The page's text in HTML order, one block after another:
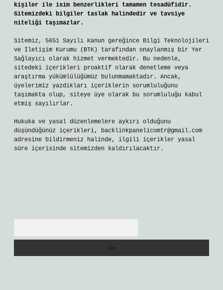
kişiler ile isim benzerlikleri tamamen tesadüfidir.
Sitemizdeki bilgiler taslak halindedir ve tavsiye
niteliği taşımazlar.
Sitemiz, 5651 Sayılı Kanun gereğince Bilgi Teknolojileri
ve İletişim Kurumu (BTK) tarafından onaylanmış bir Yer
Sağlayıcı olarak hizmet vermektedir. Bu nedenle,
sitedeki içerikleri proaktif olarak denetleme veya
araştırma yükümlülüğümüz bulunmamaktadır. Ancak,
üyelerimiz yazdıkları içeriklerin sorumluluğunu
taşımakta olup, siteye üye olarak bu sorumluluğu kabul
etmiş sayılırlar.
Hukuka ve yasal düzenlemelere aykırı olduğunu
düşündüğünüz içerikleri, backlinkpanelicomtr@gmail.com
adresine bildirmeniz halinde, ilgili içerikler yasal
süre içerisinde sitemizden kaldırılacaktır.